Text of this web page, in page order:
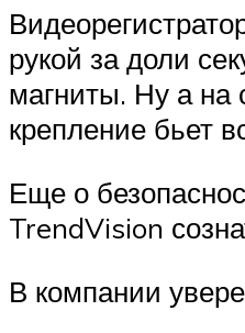
рукой за доли
магниты. Ну а на
крепление бьет
Еще о
TrendVision
В компании